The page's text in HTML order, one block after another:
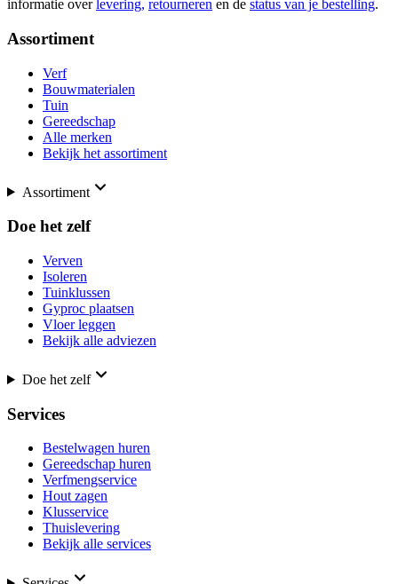
informatie over levering, retourneren en de status van je bestelling.
Assortiment
Verf
Bouwmaterialen
Tuin
Gereedschap
Alle merken
Bekijk het assortiment
Assortiment
Doe het zelf
Verven
Isoleren
Tuinklussen
Gyproc plaatsen
Vloer leggen
Bekijk alle adviezen
Doe het zelf
Services
Bestelwagen huren
Gereedschap huren
Verfmengservice
Hout zagen
Klusservice
Thuislevering
Bekijk alle services